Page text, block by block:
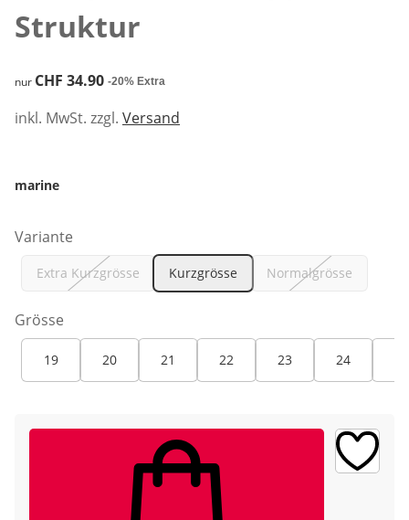
Struktur
CHF 34.90
nur CHF 34.90 -20% Extra
inkl. MwSt. zzgl. Versand
marine
Variante
Extra Kurzgrösse Kurzgrösse Normalgrösse
Grösse
19 20 21 22 23 24